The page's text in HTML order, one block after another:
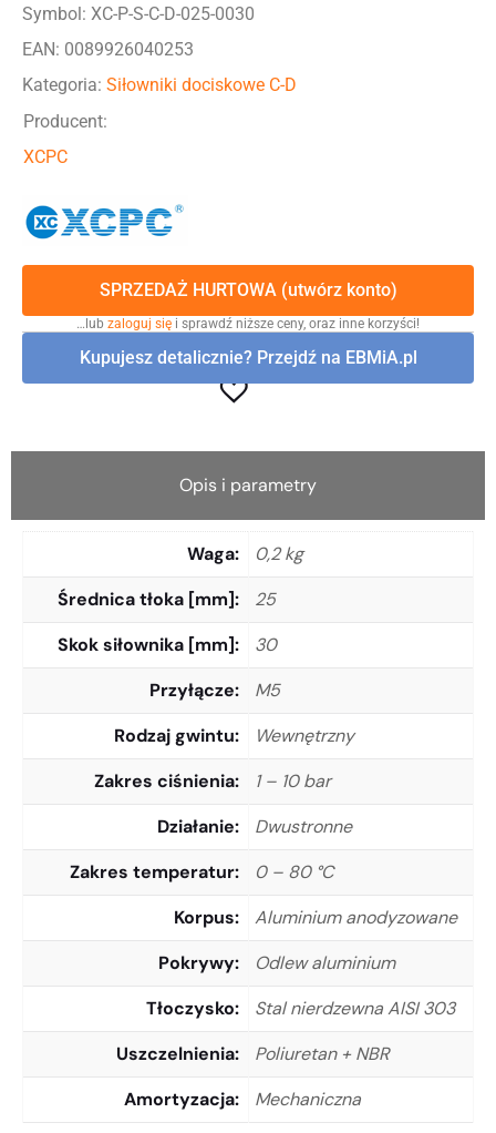
Symbol: XC-P-S-C-D-025-0030
EAN: 0089926040253
Kategoria: Siłowniki dociskowe C-D
Producent:
XCPC
SPRZEDAŻ HURTOWA (utwórz konto)
…lub zaloguj się i sprawdź niższe ceny, oraz inne korzyści!
Kupujesz detalicznie? Przejdź na EBMiA.pl
Opis i parametry
Waga
0,2 kg
Średnica tłoka [mm]
25
Skok siłownika [mm]
30
Przyłącze
M5
Rodzaj gwintu
Wewnętrzny
Zakres ciśnienia
1 – 10 bar
Działanie
Dwustronne
Zakres temperatur
0 – 80 °C
Korpus
Aluminium anodyzowane
Pokrywy
Odlew aluminium
Tłoczysko
Stal nierdzewna AISI 303
Uszczelnienia
Poliuretan + NBR
Amortyzacja
Mechaniczna